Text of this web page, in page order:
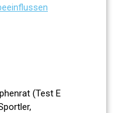
(Test E